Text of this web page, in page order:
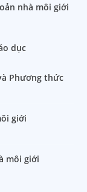
nhà môi giới
dục
Phương thức
giới
môi giới